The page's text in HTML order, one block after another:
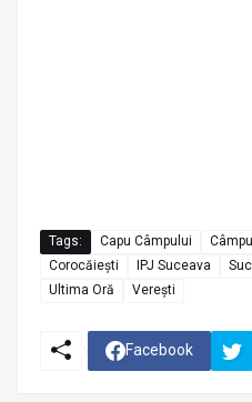
Tags: Capu Câmpului
Corocăiești
IPJ Suceava
Ultima Oră
Verești
Facebook